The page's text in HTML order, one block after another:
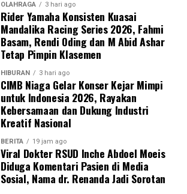
OLAHRAGA 3 hari ago
Rider Yamaha Konsisten Kuasai
Mandalika Racing Series 2026, Fahmi
Basam, Rendi Oding dan M Abid Ashar
Tetap Pimpin Klasemen
HIBURAN 3 hari ago
CIMB Niaga Gelar Konser Kejar Mimpi
untuk Indonesia 2026, Rayakan
Kebersamaan dan Dukung Industri
Kreatif Nasional
BERITA 19 jam ago
Viral Dokter RSUD Inche Abdoel Moeis
Diduga Komentari Pasien di Media
Sosial, Nama dr. Renanda Jadi Sorotan